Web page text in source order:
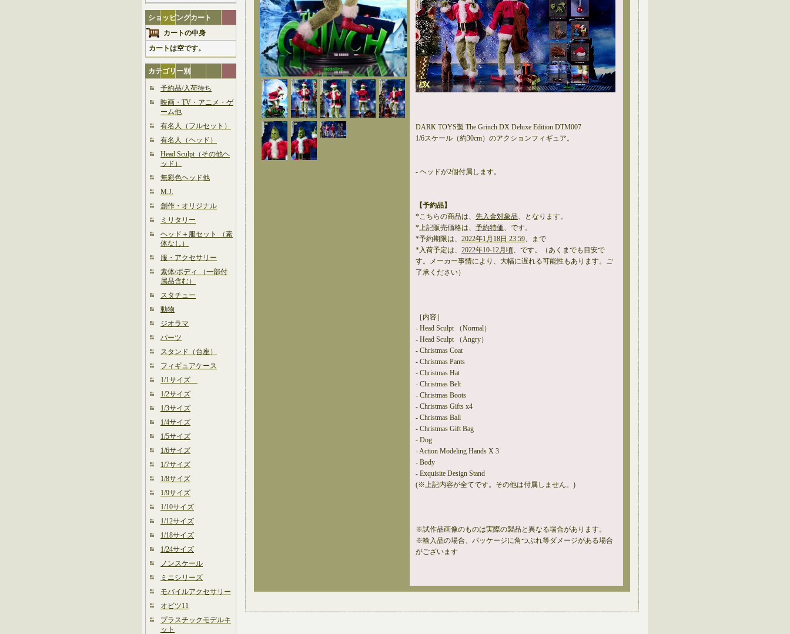
ショッピングカート
カートの中身
カートは空です。
カテゴリー別
予約品/入荷待ち
映画・TV・アニメ・ゲ
ーム他
有名人（フルセット）
有名人（ヘッド）
Head Sculpt（その他ヘ
ッド）
無彩色ヘッド他
M.J.
創作・オリジナル
ミリタリー
ヘッド＋服セット （素
体なし）
服・アクセサリー
素体/ボディ （一部付
属品含む）
スタチュー
動物
ジオラマ
パーツ
スタンド（台座）
フィギュアケース
1/1サイズ
1/2サイズ
1/3サイズ
1/4サイズ
1/5サイズ
1/6サイズ
1/7サイズ
1/8サイズ
1/9サイズ
1/10サイズ
1/12サイズ
1/18サイズ
1/24サイズ
ノンスケール
ミニシリーズ
モバイルアクセサリー
オビツ11
プラスチックモデルキ
ット
DARK TOYS製 The Grinch DX Deluxe Edition DTM007
1/6スケール（約30cm）のアクションフィギュア。
- ヘッドが2個付属します。
【予約品】
*こちらの商品は、 先入金対象品、となります。
*上記販売価格は、 予約特価、です。
*予約期限は、 2022年1月18日 23:59、まで
*入荷予定は、 2022年10-12月頃、です。（あくまでも目安で
す。メーカー事情により、大幅に遅れる可能性もあります。ご
了承ください）
［内容］
- Head Sculpt （Normal）
- Head Sculpt （Angry）
- Christmas Coat
- Christmas Pants
- Christmas Hat
- Christmas Belt
- Christmas Boots
- Christmas Gifts x4
- Christmas Ball
- Christmas Gift Bag
- Dog
- Action Modeling Hands X 3
- Body
- Exquisite Design Stand
(※上記内容が全てです。その他は付属しません。)
※試作品画像のものは実際の製品と異なる場合があります。
※輸入品の場合、パッケージに角つぶれ等ダメージがある場合
がございます